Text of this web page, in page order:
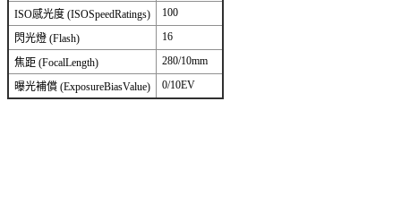
ISO感光度 (ISOSpeedRatings) 100
閃光燈 (Flash) 16
焦距 (FocalLength) 280/10mm
曝光補償 (ExposureBiasValue) 0/10EV